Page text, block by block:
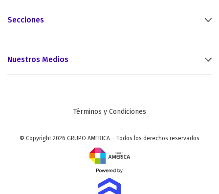
Secciones
Nuestros Medios
Términos y Condiciones
© Copyright 2026 GRUPO AMERICA – Todos los derechos reservados